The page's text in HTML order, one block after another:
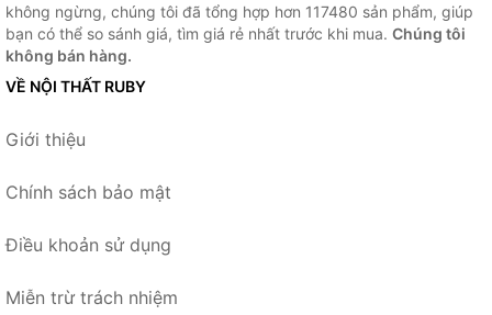
không ngừng, chúng tôi đã tổng hợp hơn 117480 sản phẩm, giúp
bạn có thể so sánh giá, tìm giá rẻ nhất trước khi mua. Chúng tôi
không bán hàng.
VỀ NỘI THẤT RUBY
Giới thiệu
Chính sách bảo mật
Điều khoản sử dụng
Miễn trừ trách nhiệm